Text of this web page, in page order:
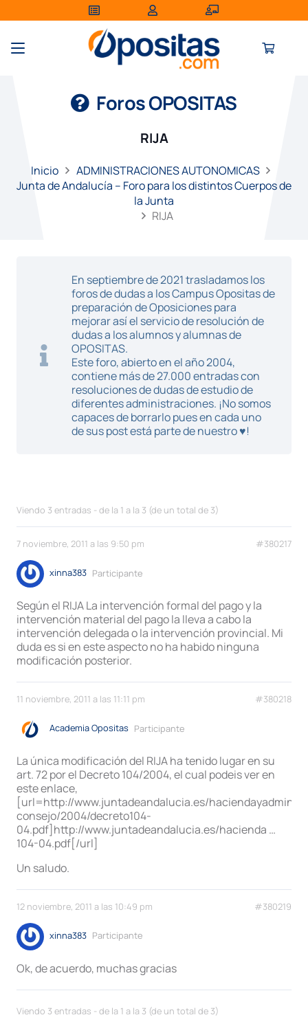
Foros OPOSITAS
RIJA
Inicio
ADMINISTRACIONES AUTONOMICAS
Junta de Andalucía – Foro para los distintos Cuerpos de
la Junta
RIJA
En septiembre de 2021 trasladamos los
foros de dudas a los Campus Opositas de
preparación de Oposiciones para
mejorar así el servicio de resolución de
dudas a los alumnos y alumnas de
OPOSITAS.
Este foro, abierto en el año 2004,
contiene más de 27.000 entradas con
resoluciones de dudas de estudio de
diferentes administraciones. ¡No somos
capaces de borrarlo pues en cada uno
de sus post está parte de nuestro ♥!
Viendo 3 entradas - de la 1 a la 3 (de un total de 3)
7 noviembre, 2011 a las 9:50 pm #380217
xinna383 Participante
Según el RIJA La intervención formal del pago y la
intervención material del pago la lleva a cabo la
intervención delegada o la intervención provincial. Mi
duda es si en este aspecto no ha habido ninguna
modificación posterior.
11 noviembre, 2011 a las 11:11 pm #380218
Academia Opositas Participante
La única modificación del RIJA ha tenido lugar en su
art. 72 por el Decreto 104/2004, el cual podeis ver en
este enlace,
[url=http://www.juntadeandalucia.es/
consejo/2004/decreto104-
04.pdf]http://www.juntadeandalucia.es/hacienda …
104-04.pdf[/url]
Un saludo.
12 noviembre, 2011 a las 10:49 pm #380219
xinna383 Participante
Ok, de acuerdo, muchas gracias
Viendo 3 entradas - de la 1 a la 3 (de un total de 3)